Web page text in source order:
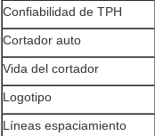
Confiabilidad de TPH
Cortador auto
Vida del cortador
Logotipo
Líneas espaciamiento